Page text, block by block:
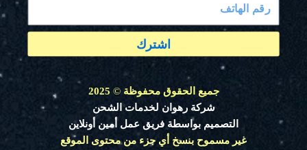
اشترك
جميع الحقوق محفوظة ©
2025
شركة رهوان لخدمات الشحن
التصميم بواسطة فريق عمل أمين أونلاين
غير مسموح بنسخ أي جزء من محتوى الموقع